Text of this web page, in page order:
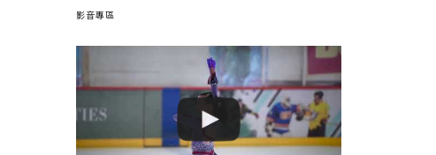
影音專區